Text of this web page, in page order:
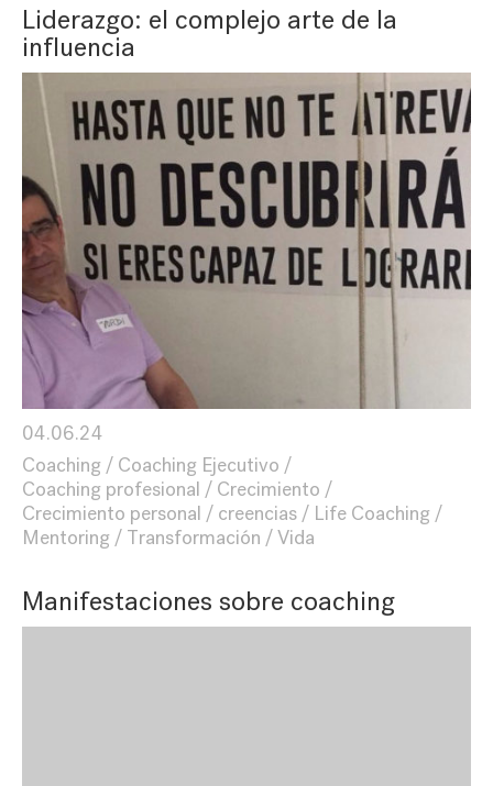
Liderazgo: el complejo arte de la
influencia
04.06.24
Coaching
Coaching Ejecutivo
Coaching profesional
Crecimiento
Crecimiento personal
creencias
Life Coaching
Mentoring
Transformación Vida
Manifestaciones sobre coaching